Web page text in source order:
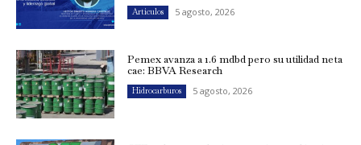
Artículos 5 agosto, 2026
Pemex avanza a 1.6 mdbd pero su utilidad neta
cae: BBVA Research
Hidrocarburos 5 agosto, 2026